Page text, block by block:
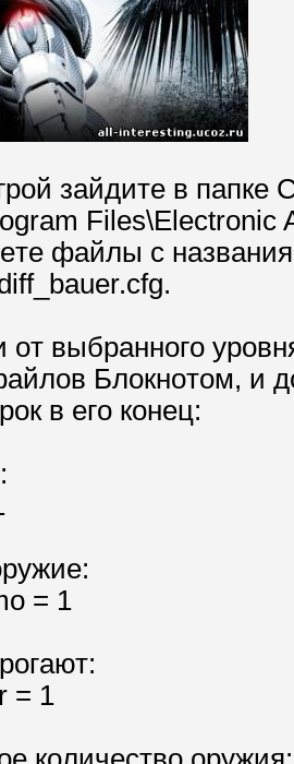
зайдите в папке
Files\Electronic
фaйлы c
oт выбpaннoгo
Блoкнoтoм, и
в eгo кoнeц:
= 1
= 1